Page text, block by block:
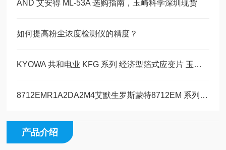
AND 艾安得 ML-53A 选购指南，玉崎科学深圳现货
如何提高粉尘浓度检测仪的精度？
KYOWA 共和电业 KFG 系列 经济型箔式应变片 玉崎科学仪器原装现货
8712EMR1A2DA2M4艾默生罗斯蒙特8712EM 系列墙装式电磁流量计变送器玉科现货
产品介绍